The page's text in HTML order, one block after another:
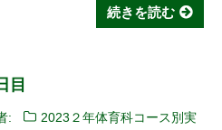
続きを読む
目
:
2023２年体育科コース別実